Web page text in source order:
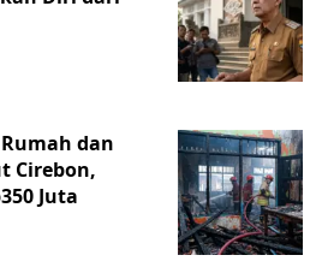
dan
Cirebon,
Juta